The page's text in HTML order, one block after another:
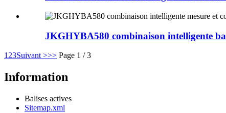
JKGHYBA580 combinaison intelligente
123Suivant >>> Page 1 / 3
Information
Balises actives
Sitemap.xml